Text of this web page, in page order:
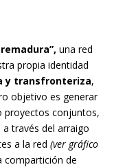
una red
propia identidad
y transfronteriza,
objetivo es generar
proyectos conjuntos,
través del arraigo
a la red(ver gráfico
compartición de